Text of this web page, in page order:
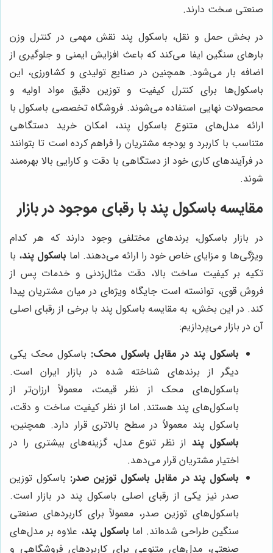
صنعتی سخت دارند.
در بخش حمل و نقل، باسکول پند نقش مهمی در کنترل وزن
بارهای سنگین ایفا می‌کند که باعث افزایش ایمنی و جلوگیری از
اضافه بار می‌شود. همچنین در صنایع تولیدی و کشاورزی، این
باسکول‌ها برای کنترل کیفیت و توزین دقیق مواد اولیه و
محصولات نهایی استفاده می‌شوند. فروشگاه تخصصی باسکول با
ارائه مدل‌های متنوع باسکول پند، امکان خرید دستگاهی
متناسب با کاربرد و بودجه مشتریان را فراهم کرده است تا بتوانند
در فرآیندهای کاری خود از دستگاهی با دقت و کارایی بالا بهره‌مند
شوند.
مقایسه باسکول پند با رقبای موجود در بازار
در بازار باسکول، برندهای مختلفی وجود دارند که هر کدام
ویژگی‌ها و مزایای خاص خود را ارائه می‌دهند. اما باسکول پند، با
تکیه بر کیفیت ساخت بالا، دقت مثال‌زدنی و خدمات پس از
فروش قوی، توانسته است جایگاه ویژه‌ای در میان مشتریان پیدا
کند. در این بخش، به مقایسه باسکول پند با برخی از رقبای اصلی
آن در بازار می‌پردازیم:
باسکول پند در مقابل باسکول محک: باسکول محک یکی
دیگر از برندهای شناخته شده در بازار ایران است.
باسکول‌های محک از نظر قیمت، معمولاً ارزان‌تر از
باسکول‌های پند هستند. اما از نظر کیفیت ساخت و دقت،
باسکول پند معمولاً در سطح بالاتری قرار دارد. همچنین،
باسکول پند از نظر تنوع مدل، گزینه‌های بیشتری را در
اختیار مشتریان قرار می‌دهد.
باسکول پند در مقابل باسکول توزین صدر: باسکول توزین
صدر نیز یکی از رقبای اصلی باسکول پند در بازار است.
باسکول‌های توزین صدر، معمولاً برای کاربردهای صنعتی
سنگین طراحی شده‌اند. اما باسکول پند، علاوه بر مدل‌های
صنعتی، مدل‌های متنوعی برای کاربردهای فروشگاهی و